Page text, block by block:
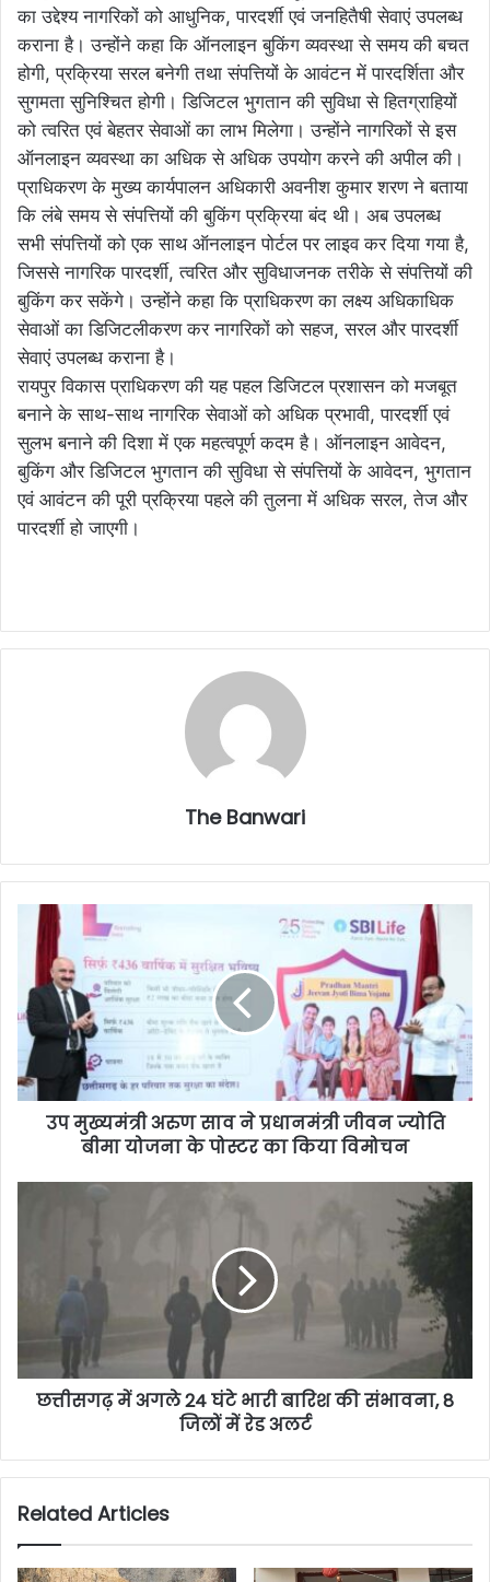
का उद्देश्य नागरिकों को आधुनिक, पारदर्शी एवं जनहितैषी सेवाएं उपलब्ध
कराना है। उन्होंने कहा कि ऑनलाइन बुकिंग व्यवस्था से समय की बचत
होगी, प्रक्रिया सरल बनेगी तथा संपत्तियों के आवंटन में पारदर्शिता और
सुगमता सुनिश्चित होगी। डिजिटल भुगतान की सुविधा से हितग्राहियों
को त्वरित एवं बेहतर सेवाओं का लाभ मिलेगा। उन्होंने नागरिकों से इस
ऑनलाइन व्यवस्था का अधिक से अधिक उपयोग करने की अपील की।
प्राधिकरण के मुख्य कार्यपालन अधिकारी अवनीश कुमार शरण ने बताया
कि लंबे समय से संपत्तियों की बुकिंग प्रक्रिया बंद थी। अब उपलब्ध
सभी संपत्तियों को एक साथ ऑनलाइन पोर्टल पर लाइव कर दिया गया है,
जिससे नागरिक पारदर्शी, त्वरित और सुविधाजनक तरीके से संपत्तियों की
बुकिंग कर सकेंगे। उन्होंने कहा कि प्राधिकरण का लक्ष्य अधिकाधिक
सेवाओं का डिजिटलीकरण कर नागरिकों को सहज, सरल और पारदर्शी
सेवाएं उपलब्ध कराना है।
रायपुर विकास प्राधिकरण की यह पहल डिजिटल प्रशासन को मजबूत
बनाने के साथ-साथ नागरिक सेवाओं को अधिक प्रभावी, पारदर्शी एवं
सुलभ बनाने की दिशा में एक महत्वपूर्ण कदम है। ऑनलाइन आवेदन,
बुकिंग और डिजिटल भुगतान की सुविधा से संपत्तियों के आवेदन, भुगतान
एवं आवंटन की पूरी प्रक्रिया पहले की तुलना में अधिक सरल, तेज और
पारदर्शी हो जाएगी।
The Banwari
उप मुख्यमंत्री अरुण साव ने प्रधानमंत्री जीवन ज्योति
बीमा योजना के पोस्टर का किया विमोचन
छत्तीसगढ़ में अगले 24 घंटे भारी बारिश की संभावना, 8
जिलों में रेड अलर्ट
Related Articles